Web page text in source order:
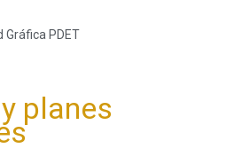
Gráfica PDET
planes